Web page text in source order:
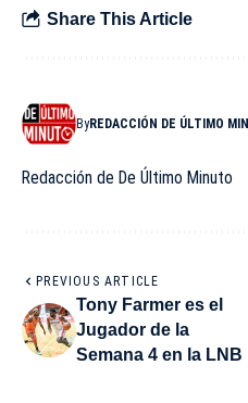
Share This Article
ByREDACCIÓN DE ÚLTIMO
Redacción de De Último Minuto
PREVIOUS ARTICLE
Tony Farmer es el
Jugador de la
Semana 4 en la LNB